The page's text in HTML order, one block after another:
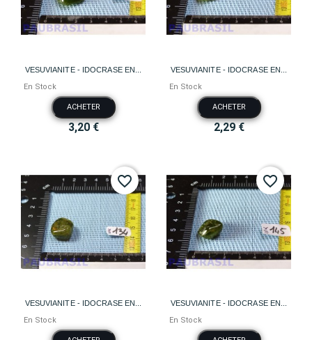
VESUVIANITE - IDOCRASE EN...
En Stock
ACHETER
3,20 €
VESUVIANITE - IDOCRASE EN...
En Stock
ACHETER
2,29 €
VESUVIANITE - IDOCRASE EN...
En Stock
favorite_border
VESUVIANITE - IDOCRASE EN...
En Stock
favorite_border